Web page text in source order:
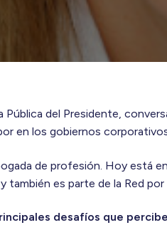
Pública del Presidente,
en los gobiernos
de profesión. Hoy está
también es parte de la Red
desafíos que